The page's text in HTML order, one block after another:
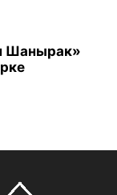
Шанырак»